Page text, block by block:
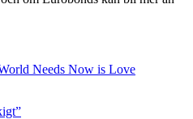
Needs Now is Love